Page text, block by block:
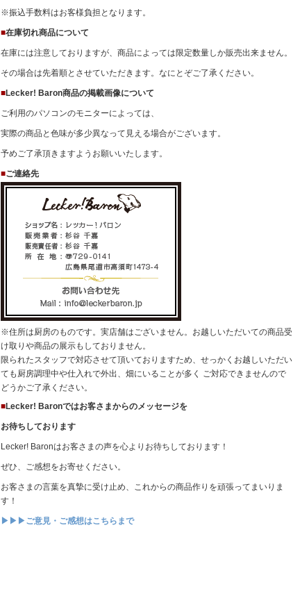
※振込手数料はお客様負担となります。
■在庫切れ商品について
在庫には注意しておりますが、商品によっては限定数量しか販売出来ません。
その場合は先着順とさせていただきます。なにとぞご了承ください。
■Lecker! Baron商品の掲載画像について
ご利用のパソコンのモニターによっては、
実際の商品と色味が多少異なって見える場合がございます。
予めご了承頂きますようお願いいたします。
■ご連絡先
※住所は厨房のものです。実店舗はございません。お越しいただいての商品受
け取りや商品の展示もしておりません。
限られたスタッフで対応させて頂いておりますため、せっかくお越しいただい
ても厨房調理中や仕入れで外出、畑にいることが多く ご対応できませんので
どうかご了承ください。
■Lecker! Baronではお客さまからのメッセージを
お待ちしております
Lecker! Baronはお客さまの声を心よりお待ちしております！
ぜひ、ご感想をお寄せください。
お客さまの言葉を真摯に受け止め、これからの商品作りを頑張ってまいりま
す！
▶▶▶ご意見・ご感想はこちらまで